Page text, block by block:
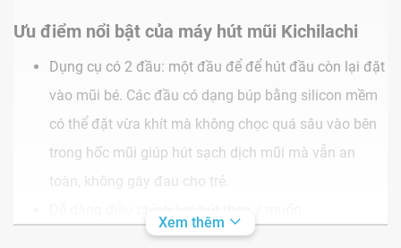
Ưu điểm nổi bật của máy hút mũi Kichilachi
Dụng cụ có 2 đầu: một đầu để để hút đầu còn lại đặt
vào mũi bé. Các đầu có dạng búp bằng silicon mềm
có thể đặt vừa khít mà không chọc quá sâu vào bên
trong hốc mũi giúp hút sạch dịch mũi mà vẫn an
toàn, không gây đau cho trẻ.
Dây dẫn, bình chứa trong suốt giúp bạn quan sát dễ
Xem thêm